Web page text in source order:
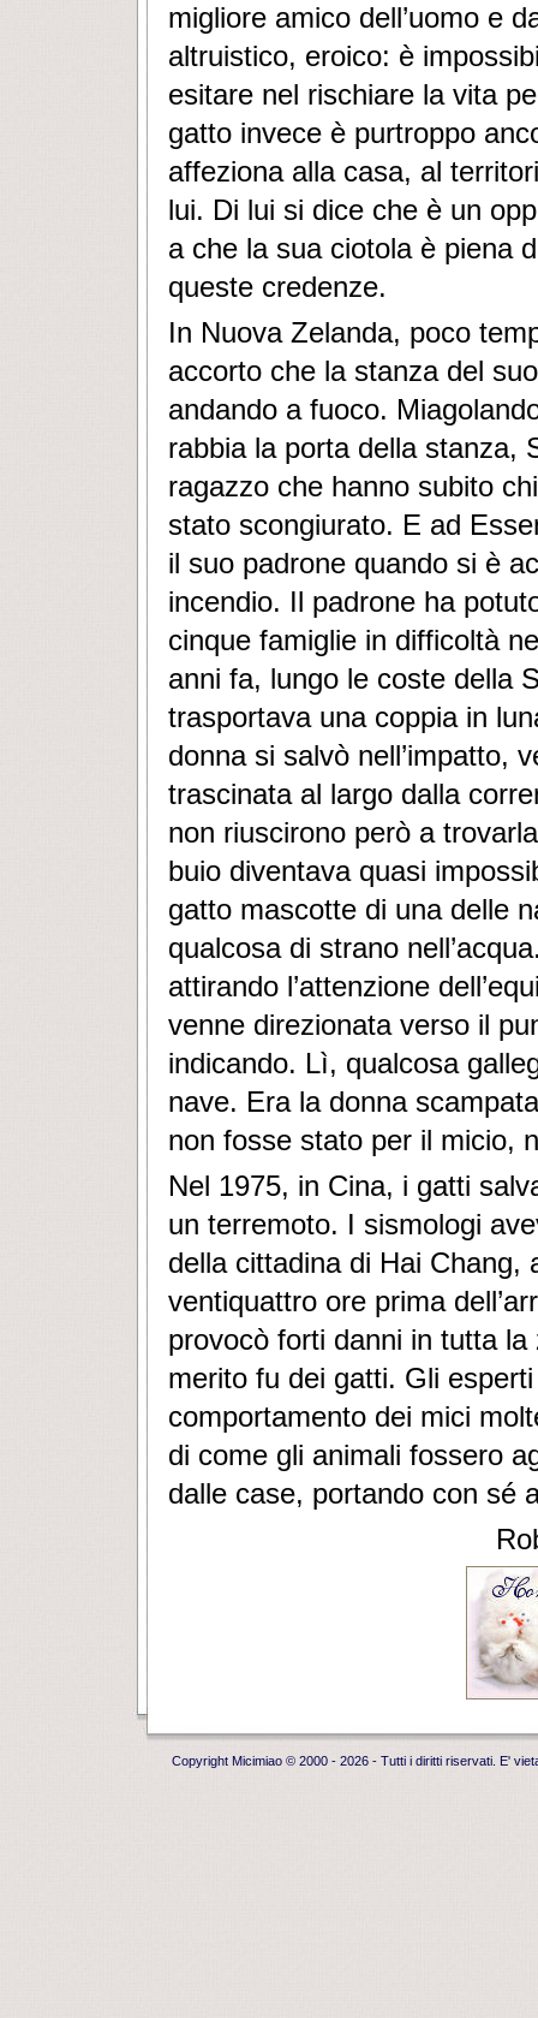
migliore amico dell’uomo e
altruistico, eroico: è
esitare nel rischiare la vita
gatto invece è purtroppo
affeziona alla casa, al
lui. Di lui si dice che è un
a che la sua ciotola è piena
queste credenze.
In Nuova Zelanda, poco
accorto che la stanza del
andando a fuoco.
rabbia la porta della stanza,
ragazzo che hanno subito
stato scongiurato. E ad
il suo padrone quando si è
incendio. Il padrone ha
cinque famiglie in difficoltà
anni fa, lungo le coste della
trasportava una coppia in
donna si salvò nell’impatto,
trascinata al largo dalla
non riuscirono però a
buio diventava quasi
gatto mascotte di una delle
qualcosa di strano
attirando l’attenzione
venne direzionata verso il
indicando. Lì, qualcosa
nave. Era la donna
non fosse stato per il micio,
Nel 1975, in Cina, i gatti
un terremoto. I sismologi
della cittadina di Hai Chang,
ventiquattro ore prima
provocò forti danni in tutta
merito fu dei gatti. Gli
comportamento dei mici
di come gli animali fossero
dalle case, portando con sé
Copyright Micimiao© 2000 - 2026 - Tutti i diritti riservati. E'